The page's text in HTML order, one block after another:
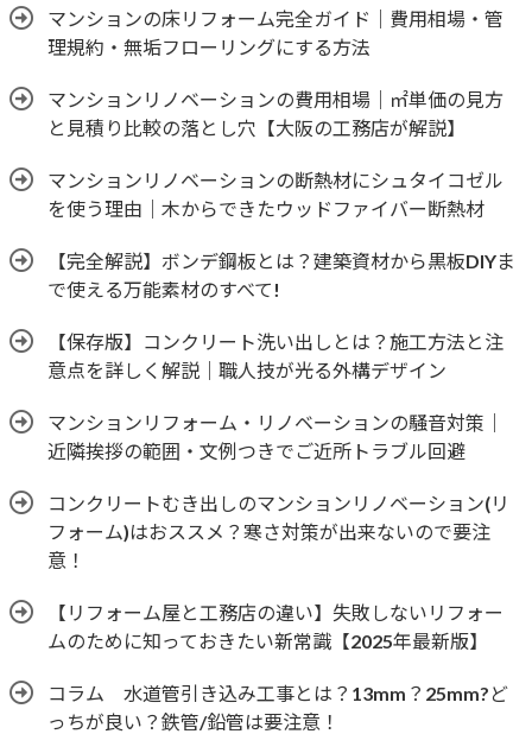
マンションの床リフォーム完全ガイド｜費用相場・管
理規約・無垢フローリングにする方法
マンションリノベーションの費用相場｜㎡単価の見方
と見積り比較の落とし穴【大阪の工務店が解説】
マンションリノベーションの断熱材にシュタイコゼル
を使う理由｜木からできたウッドファイバー断熱材
【完全解説】ボンデ鋼板とは？建築資材から黒板DIYま
で使える万能素材のすべて!
【保存版】コンクリート洗い出しとは？施工方法と注
意点を詳しく解説｜職人技が光る外構デザイン
マンションリフォーム・リノベーションの騒音対策｜
近隣挨拶の範囲・文例つきでご近所トラブル回避
コンクリートむき出しのマンションリノベーション(リ
フォーム)はおススメ？寒さ対策が出来ないので要注
意！
【リフォーム屋と工務店の違い】失敗しないリフォー
ムのために知っておきたい新常識【2025年最新版】
コラム 水道管引き込み工事とは？13mm？25mm?ど
っちが良い？鉄管/鉛管は要注意！